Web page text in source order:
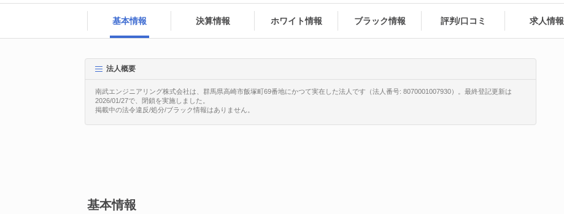
基本情報 決算情報 ホワイト情報 ブラック情報 評判/口コミ 求人情報
法人概要
南武エンジニアリング株式会社は、群馬県高崎市飯塚町69番地にかつて実在した法人です（法人番号: 8070001007930）。最終登記更新は
2026/01/27で、閉鎖を実施しました。
掲載中の法令違反/処分/ブラック情報はありません。
基本情報